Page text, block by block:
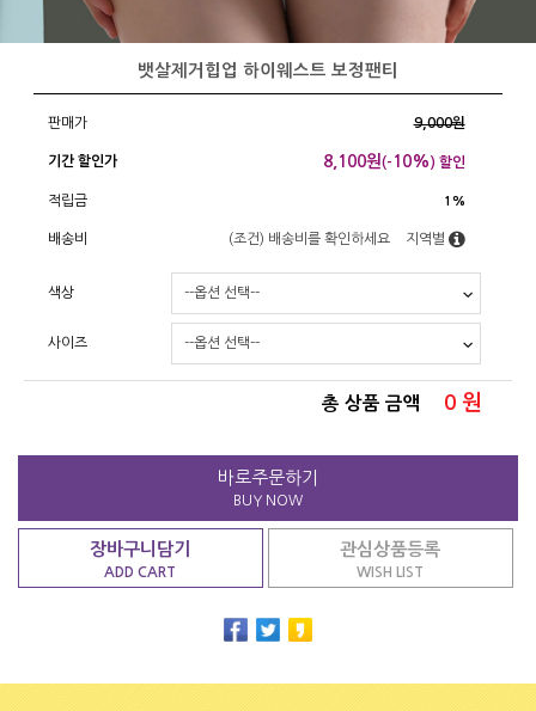
뱃살제거힙업 하이웨스트 보정팬티
판매가 9,000원
기간 할인가 8,100원(- 10%) 할인
적립금 1%
배송비 (조건) 배송비를 확인하세요 지역별
색상
사이즈
총 상품 금액 0 원
바로주문하기
BUY NOW
장바구니담기
ADD CART
관심상품등록
WISH LIST